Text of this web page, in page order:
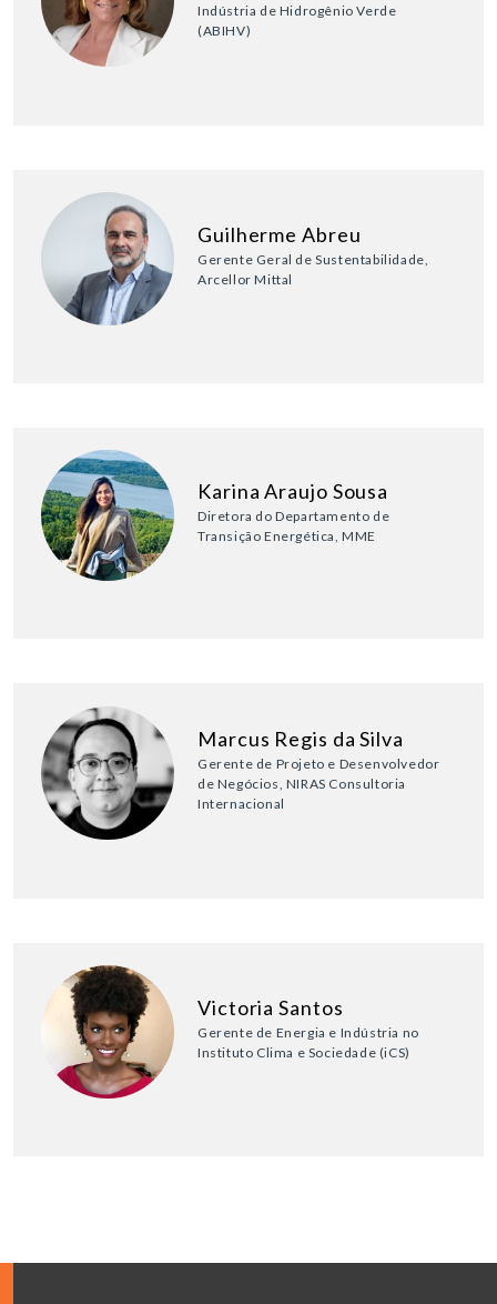
Indústria de Hidrogênio Verde
(ABIHV)
Guilherme Abreu
Gerente Geral de Sustentabilidade,
Arcellor Mittal
Karina Araujo Sousa
Diretora do Departamento de
Transição Energética, MME
Marcus Regis da Silva
Gerente de Projeto e Desenvolvedor
de Negócios, NIRAS Consultoria
Internacional
Victoria Santos
Gerente de Energia e Indústria no
Instituto Clima e Sociedade (iCS)